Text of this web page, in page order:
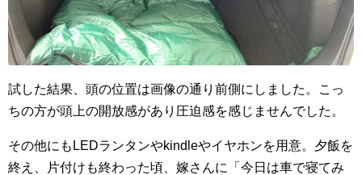
試した結果、頭の位置は画像の通り前側にしました。こっ
ちの方が頭上の開放感があり圧迫感を感じませんでした。
その他にもLEDランタンやkindleやイヤホンを用意。夕飯を
終え、片付けも終わった頃、嫁さんに「今日は車で寝てみ